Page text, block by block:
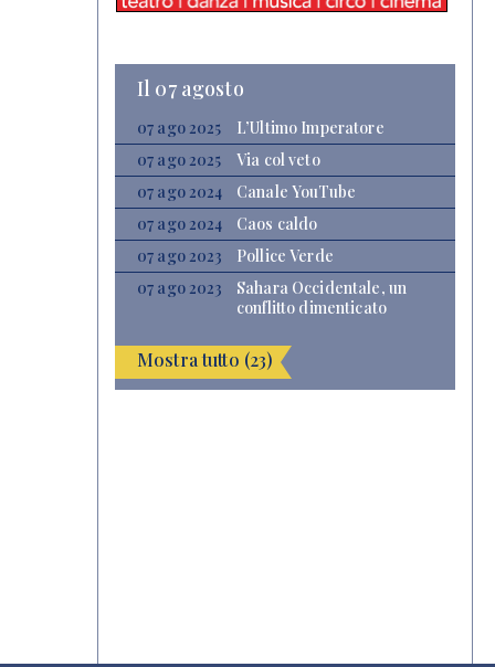
Il 07 agosto
07 ago 2025
L’Ultimo Imperatore
07 ago 2025
Via col veto
07 ago 2024
Canale YouTube
07 ago 2024
Caos caldo
07 ago 2023
Pollice Verde
07 ago 2023
Sahara Occidentale, un
conflitto dimenticato
Mostra tutto (23)